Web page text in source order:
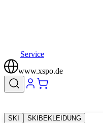
Service
www.xspo.de
SKI SKIBEKLEIDUNG